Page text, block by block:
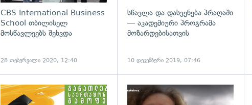
CBS International Business
School თბილისელ
მოსწავლეებს შეხვდა
28 თებერვალი 2020, 12:40
სწავლა და დასვენება პრაღაში
— აკადემიური პროგრამა
მოზარდებისათვის
10 დეკემბერი 2019, 07:46